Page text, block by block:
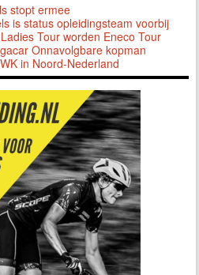
stopt ermee
is status opleidingsteam voorbij
Tour worden Eneco Tour
Onnavolgbare kopman
in Noord-Nederland